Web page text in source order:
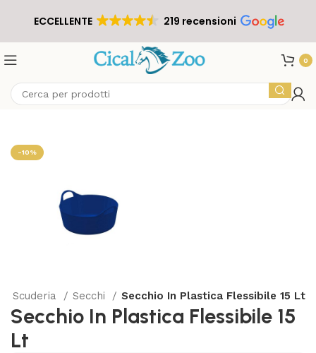
ECCELLENTE 219 recensioni
0
-10%
Scuderia Secchi Secchio In Plastica Flessibile 15 Lt
Secchio In Plastica Flessibile 15
Lt